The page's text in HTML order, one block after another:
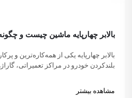
بالابر چهارپایه ماشین چیست و
بالابر چهارپایه یکی از همه‌کاره‌ترین و
بلندکردن خودرو در مراکز تعمیراتی،
مشاهده بیشتر